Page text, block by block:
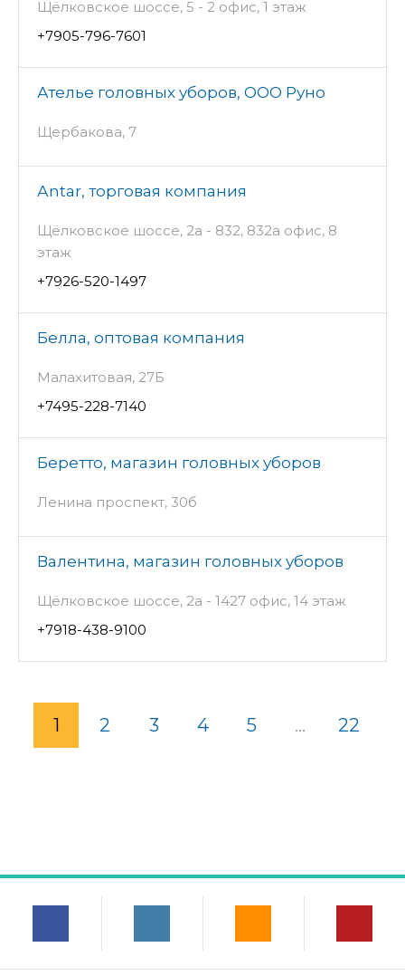
Щёлковское шоссе, 5 - 2 офис, 1 этаж
+7905-796-7601
Ателье головных уборов, ООО Руно
Щербакова, 7
Аntаr, торговая компания
Щёлковское шоссе, 2а - 832, 832а офис, 8
этаж
+7926-520-1497
Белла, оптовая компания
Малахитовая, 27Б
+7495-228-7140
Беретто, магазин головных уборов
Ленина проспект, 30б
Валентина, магазин головных уборов
Щёлковское шоссе, 2а - 1427 офис, 14 этаж
+7918-438-9100
1 2 3 4 5 ... 22